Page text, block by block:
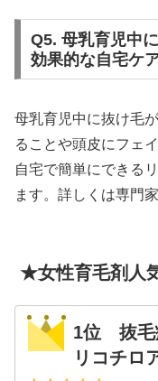
Q5. 母乳育児中
効果的な自宅ケ
母乳育児中に抜け毛
ることや頭皮にフェ
自宅で簡単にできる
ます。詳しくは専門
★女性育毛剤人
1位 抜毛
リコチロ